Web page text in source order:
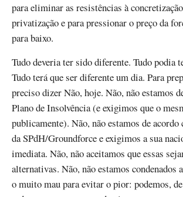
para eliminar as resistências à
privatização e para pressionar o preço da
para baixo.
Tudo deveria ter sido diferente. Tudo podia
Tudo terá que ser diferente um dia. Para
preciso dizer Não, hoje. Não, não estamos
Plano de Insolvência (e exigimos que o
publicamente). Não, não estamos de
da SPdH/Groundforce e exigimos a sua
imediata. Não, não aceitamos que essas
alternativas. Não, não estamos condenados
o muito mau para evitar o pior: podemos,